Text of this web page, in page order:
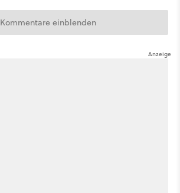
Kommentare einblenden